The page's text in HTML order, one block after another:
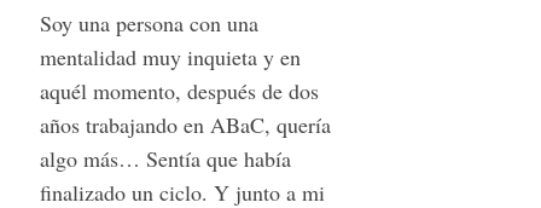
Soy una persona con una
mentalidad muy inquieta y en
aquél momento, después de dos
años trabajando en ABaC, quería
algo más… Sentía que había
finalizado un ciclo. Y junto a mi